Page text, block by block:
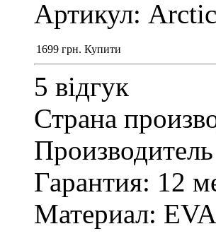
Артикул:
1699 грн. Купити
5 відгук
Страна
Гарантия: 12
Материал: